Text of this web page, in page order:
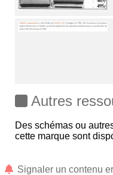
Autres
Des schémas ou
cette marque sont
Signaler un contenu